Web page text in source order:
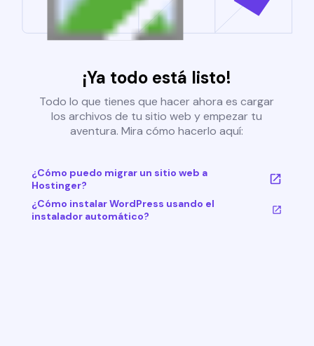
¡Ya todo está listo!
Todo lo que tienes que hacer ahora es cargar
los archivos de tu sitio web y empezar tu
aventura. Mira cómo hacerlo aquí:
¿Cómo puedo migrar un sitio web a
Hostinger?
¿Cómo instalar WordPress usando el
instalador automático?